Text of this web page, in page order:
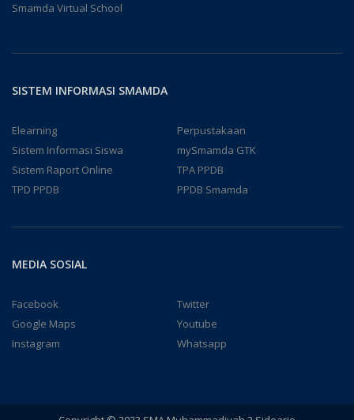
Smamda Virtual School
SISTEM INFORMASI SMAMDA
Elearning
Perpustakaan
Sistem Informasi Siswa
mySmamda GTK
Sistem Raport Online
TPA PPDB
TPD PPDB
PPDB Smamda
MEDIA SOSIAL
Facebook
Twitter
Google Maps
Youtube
Instagram
Whatsapp